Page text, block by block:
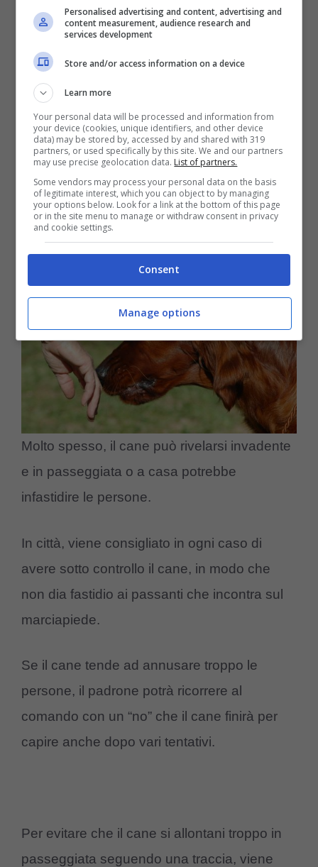
ricerca sembrano indirizzarsi nello sfruttare
umane come ad esempio i cani guida capaci
difiutare le variazioni di zucchero
sangue in casi di persone affette dal diabete,
opppure i tumori per un nuovo tipo di
diagnosi precoce.
COME EDUCARE IL CANE
Molto spesso, il cane può rivelarsi invadente
e in passeggiata o a casa potrebbe
infastidire le persone.
In città, viene consigliato in ogni caso di
avere sotto controllo il cane, in modo che
non dia fastidio ai passanti che incontra sul
marciapiede.
Se il cane tende ad annusare troppo le
persone, il padrone potrà ricorrere al
comando con un “no” che il cane finirà per
capire anche dopo vari tentativi.
Per evitare che il cane si allontani troppo in
passeggiata seguendo una traccia, viene
Personalised advertising and content, advertising and
content measurement, audience research and
services development
Store and/or access information on a device
Learn more
Your personal data will be processed and information from
your device (cookies, unique identifiers, and other device
data) may be stored by, accessed by and shared with 319
partners, or used specifically by this site. We and our partners
may use precise geolocation data. List of partners.
Some vendors may process your personal data on the basis
of legitimate interest, which you can object to by managing
your options below. Look for a link at the bottom of this page
or in the site menu to manage or withdraw consent in privacy
and cookie settings.
Consent
Manage options